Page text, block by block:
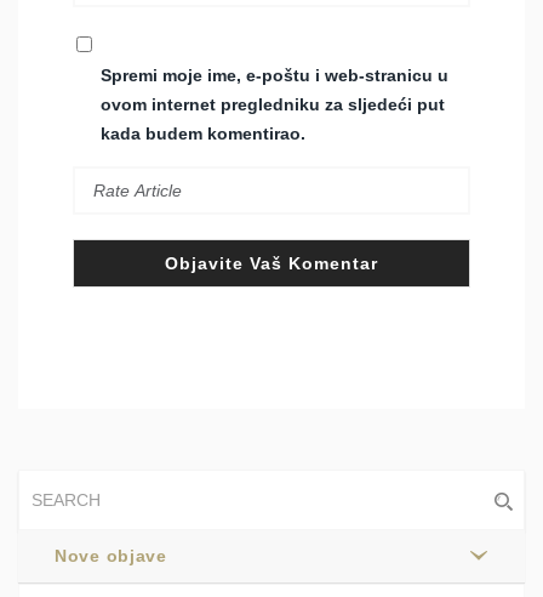
Spremi moje ime, e-poštu i web-stranicu u
ovom internet pregledniku za sljedeći put
kada budem komentirao.
Nove objave